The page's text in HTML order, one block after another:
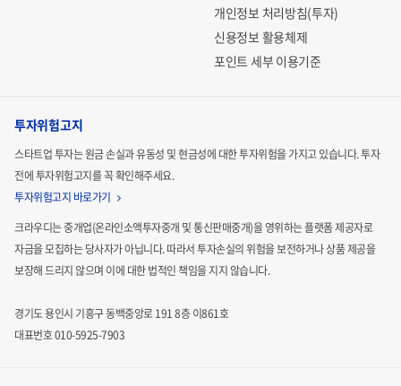
개인정보 처리방침(투자)
신용정보 활용체제
포인트 세부 이용기준
투자위험고지
스타트업 투자는 원금 손실과 유동성 및 현금성에 대한 투자위험을 가지고 있습니다.투자
전에 투자위험고지를 꼭 확인해주세요.
투자위험고지 바로가기
크라우디는 중개업(온라인소액투자중개 및 통신판매중개)을 영위하는 플랫폼 제공자로
자금을 모집하는당사자가 아닙니다. 따라서 투자손실의 위험을 보전하거나 상품 제공을
보장해 드리지 않으며 이에 대한 법적인 책임을 지지 않습니다.
경기도 용인시 기흥구 동백중앙로 191 8층 이861호
대표번호 010-5925-7903